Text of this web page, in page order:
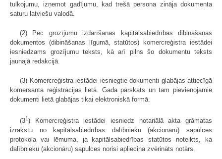
tulkojumu, izņemot gadījumu, kad trešā persona zināja dokumenta
saturu latviešu valodā.
(2) Pēc grozījumu izdarīšanas kapitālsabiedrības dibināšanas
dokumentos (dibināšanas līgumā, statūtos) komercreģistra iestādei
iesniedzams grozījumu teksts, kā arī pilns šo dokumentu teksts
jaunajā redakcijā.
(3) Komercreģistra iestādei iesniegtie dokumenti glabājas attiecīgā
komersanta reģistrācijas lietā. Gada pārskats un tam pievienojamie
dokumenti lietā glabājas tikai elektroniskā formā.
(31) Komercreģistra iestādei iesniedz notariālā akta grāmatas
izrakstu no kapitālsabiedrības dalībnieku (akcionāru) sapulces
protokola vai lēmuma, ja kapitālsabiedrības statūtos noteikts, ka
dalībnieku (akcionāru) sapulces norisi apliecina zvērināts notārs.